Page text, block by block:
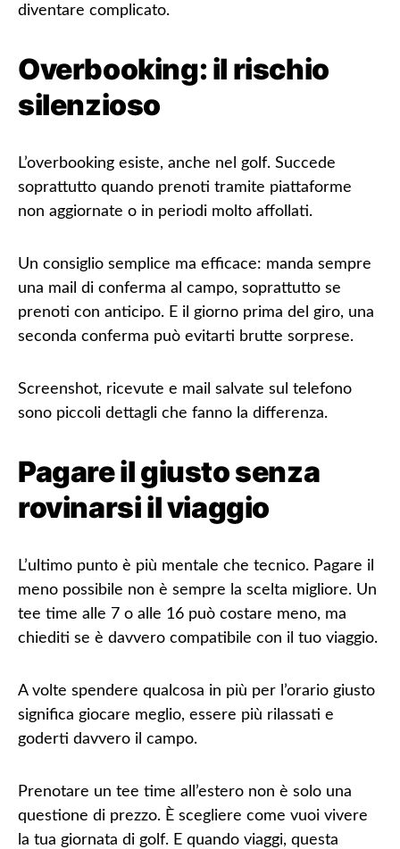
diventare complicato.
Overbooking: il rischio
silenzioso
L’overbooking esiste, anche nel golf. Succede
soprattutto quando prenoti tramite piattaforme
non aggiornate o in periodi molto affollati.
Un consiglio semplice ma efficace: manda sempre
una mail di conferma al campo, soprattutto se
prenoti con anticipo. E il giorno prima del giro, una
seconda conferma può evitarti brutte sorprese.
Screenshot, ricevute e mail salvate sul telefono
sono piccoli dettagli che fanno la differenza.
Pagare il giusto senza
rovinarsi il viaggio
L’ultimo punto è più mentale che tecnico. Pagare il
meno possibile non è sempre la scelta migliore. Un
tee time alle 7 o alle 16 può costare meno, ma
chiediti se è davvero compatibile con il tuo viaggio.
A volte spendere qualcosa in più per l’orario giusto
significa giocare meglio, essere più rilassati e
goderti davvero il campo.
Prenotare un tee time all’estero non è solo una
questione di prezzo. È scegliere come vuoi vivere
la tua giornata di golf. E quando viaggi, questa